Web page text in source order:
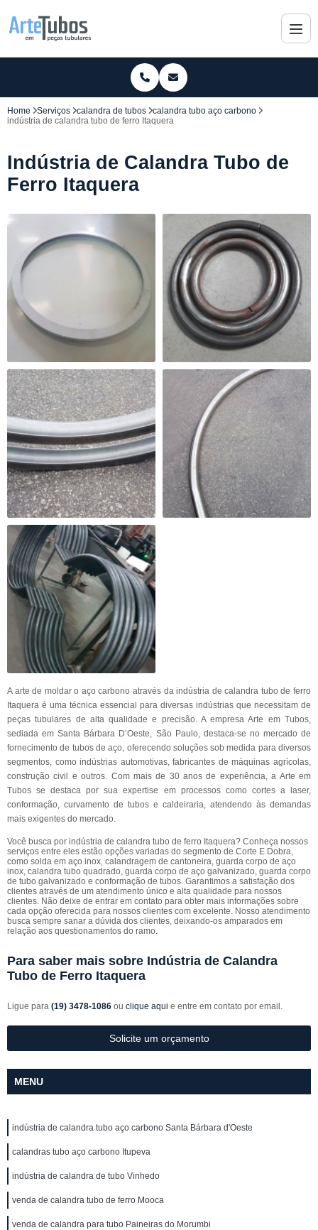
Home Serviços calandra de tubos
calandra tubo aço carbono
indústria de calandra tubo de ferro Itaquera
Indústria de Calandra Tubo de
Ferro Itaquera
A arte de moldar o aço carbono através da indústria de calandra tubo de ferro
Itaquera é uma técnica essencial para diversas indústrias que necessitam de
peças tubulares de alta qualidade e precisão. A empresa Arte em Tubos,
sediada em Santa Bárbara D’Oeste, São Paulo, destaca-se no mercado de
fornecimento de tubos de aço, oferecendo soluções sob medida para diversos
segmentos, como indústrias automotivas, fabricantes de máquinas agrícolas,
construção civil e outros. Com mais de 30 anos de experiência, a Arte em
Tubos se destaca por sua expertise em processos como cortes a laser,
conformação, curvamento de tubos e caldeiraria, atendendo às demandas
mais exigentes do mercado.
Você busca por indústria de calandra tubo de ferro Itaquera? Conheça nossos
serviços entre eles estão opções variadas do segmento de Corte E Dobra,
como solda em aço inox, calandragem de cantoneira, guarda corpo de aço
inox, calandra tubo quadrado, guarda corpo de aço galvanizado, guarda corpo
de tubo galvanizado e conformação de tubos. Garantimos a satisfação dos
clientes através de um atendimento único e alta qualidade para nossos
clientes. Não deixe de entrar em contato para obter mais informações sobre
cada opção oferecida para nossos clientes com excelente. Nosso atendimento
busca sempre sanar a dúvida dos clientes, deixando-os amparados em
relação aos questionamentos do ramo.
Para saber mais sobre Indústria de Calandra
Tubo de Ferro Itaquera
Ligue para (19) 3478-1086 ou clique aqui e entre em contato por email.
Solicite um orçamento
MENU
indústria de calandra tubo aço carbono Santa Bárbara d'Oeste
calandras tubo aço carbono Itupeva
indústria de calandra de tubo Vinhedo
venda de calandra tubo de ferro Mooca
venda de calandra para tubo Paineiras do Morumbi